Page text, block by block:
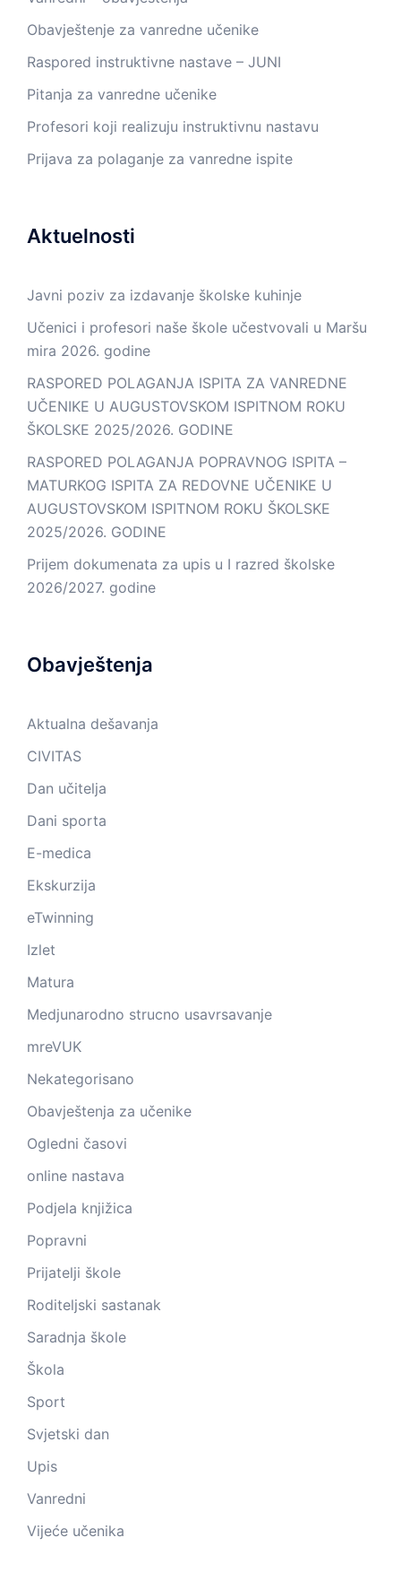
Obavještenje za vanredne učenike
Raspored instruktivne nastave – JUNI
Pitanja za vanredne učenike
Profesori koji realizuju instruktivnu nastavu
Prijava za polaganje za vanredne ispite
Aktuelnosti
Javni poziv za izdavanje školske kuhinje
Učenici i profesori naše škole učestvovali u Maršu
mira 2026. godine
RASPORED POLAGANJA ISPITA ZA VANREDNE
UČENIKE U AUGUSTOVSKOM ISPITNOM ROKU
ŠKOLSKE 2025/2026. GODINE
RASPORED POLAGANJA POPRAVNOG ISPITA –
MATURKOG ISPITA ZA REDOVNE UČENIKE U
AUGUSTOVSKOM ISPITNOM ROKU ŠKOLSKE
2025/2026. GODINE
Prijem dokumenata za upis u I razred školske
2026/2027. godine
Obavještenja
Aktualna dešavanja
CIVITAS
Dan učitelja
Dani sporta
E-medica
Ekskurzija
eTwinning
Izlet
Matura
Medjunarodno strucno usavrsavanje
mreVUK
Nekategorisano
Obavještenja za učenike
Ogledni časovi
online nastava
Podjela knjižica
Popravni
Prijatelji škole
Roditeljski sastanak
Saradnja škole
Škola
Sport
Svjetski dan
Upis
Vanredni
Vijeće učenika